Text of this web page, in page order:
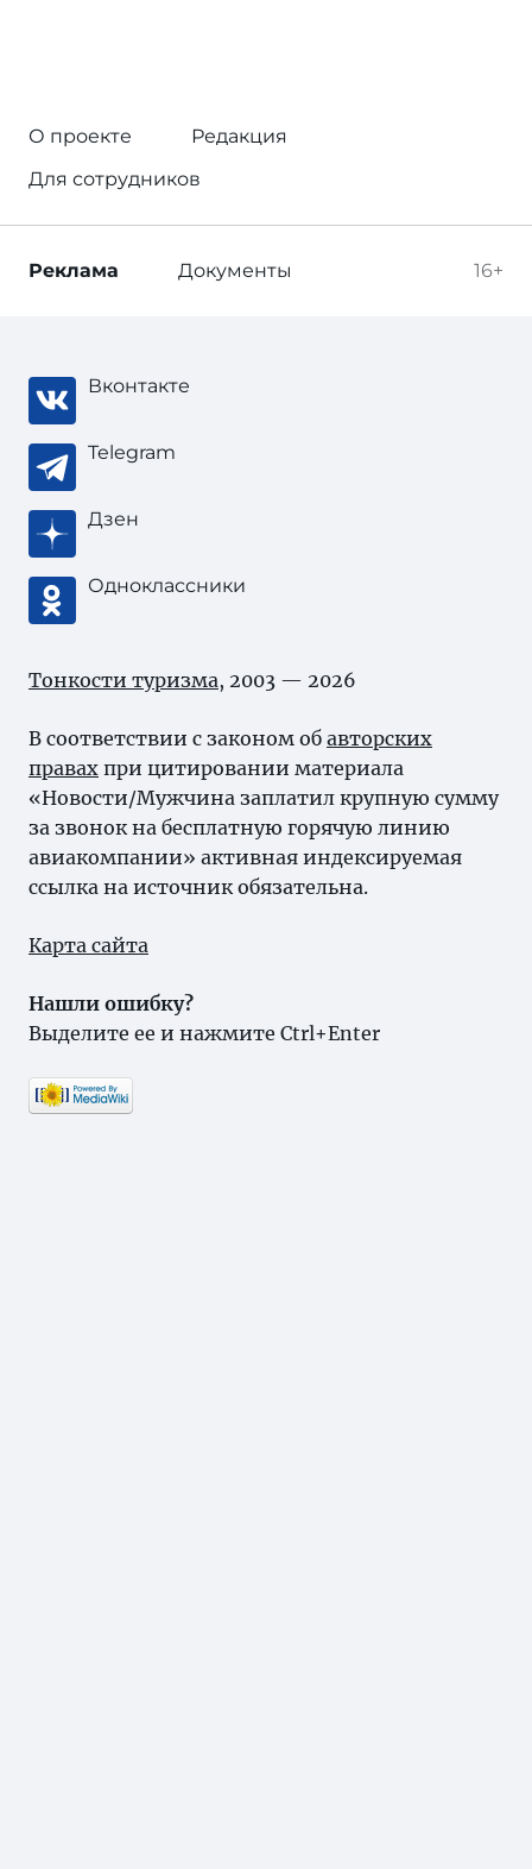
О проекте
Редакция
Для сотрудников
16+
Реклама Документы
Вконтакте
Telegram
Дзен
Одноклассники
Тонкости туризма, 2003 — 2026
В соответствии с законом об авторских
правах при цитировании материала
«Новости/Мужчина заплатил крупную сумму
за звонок на бесплатную горячую линию
авиакомпании» активная индексируемая
ссылка на источник обязательна.
Карта сайта
Нашли ошибку?
Выделите ее и нажмите Ctrl+Enter